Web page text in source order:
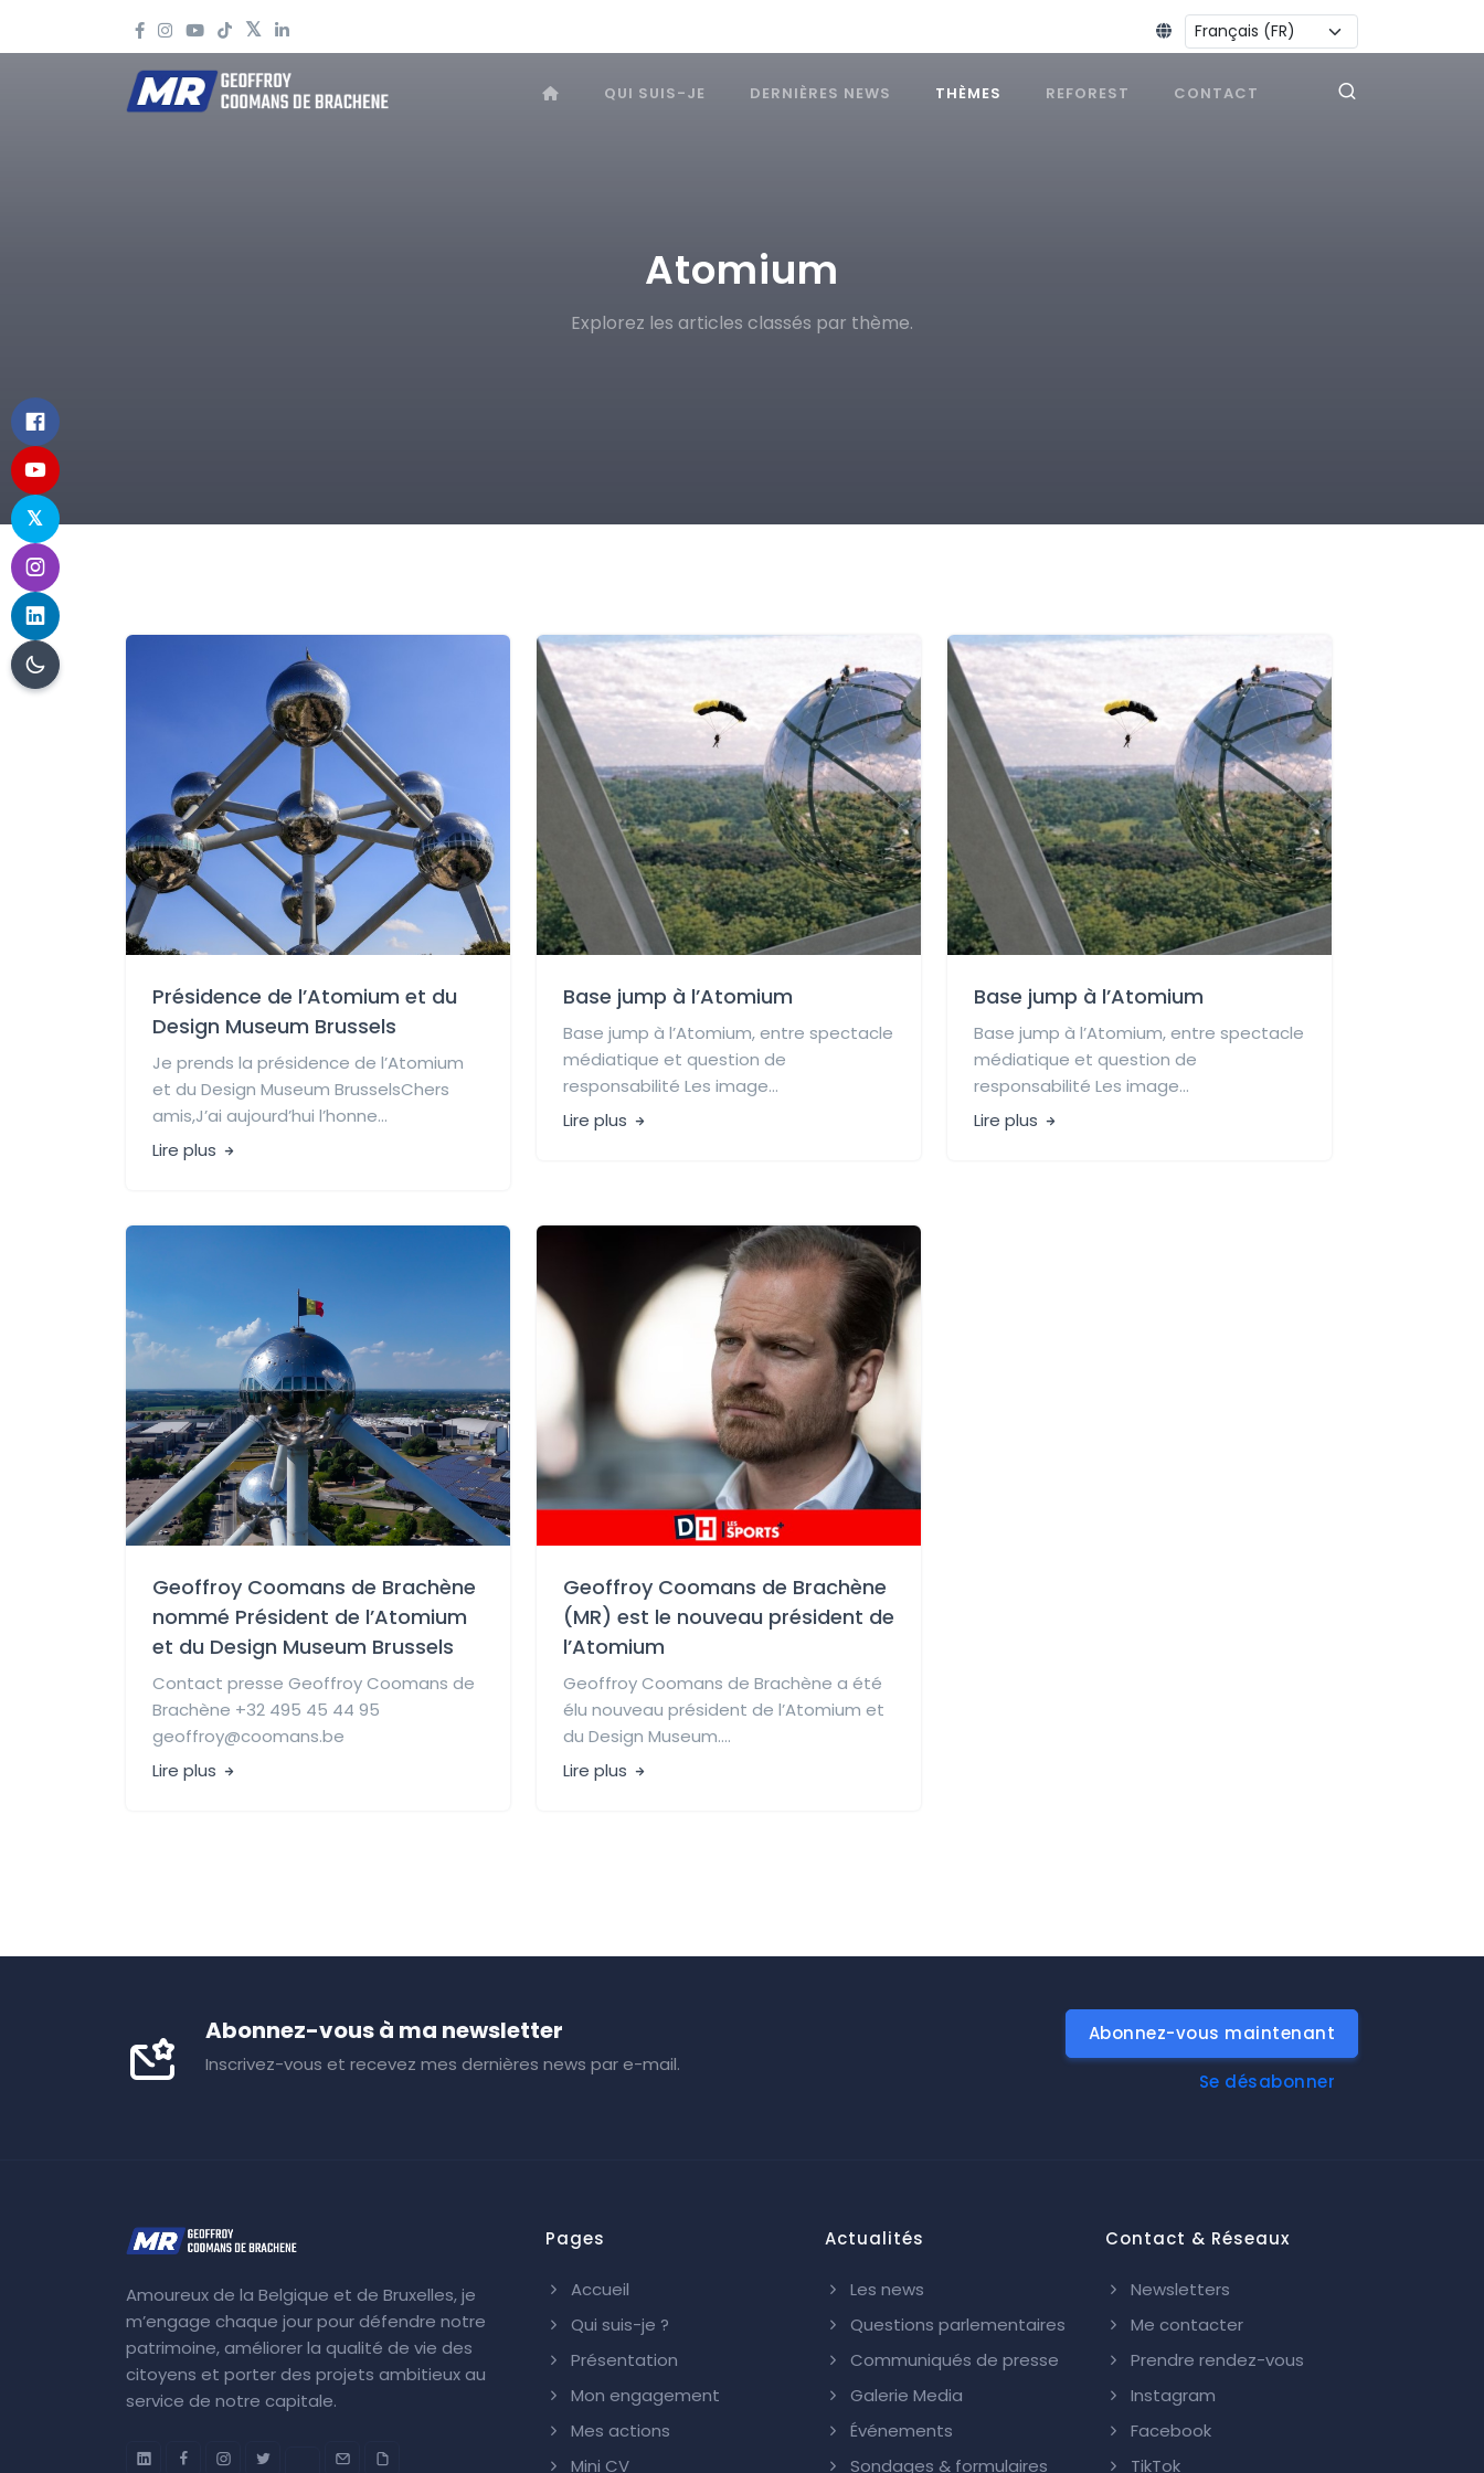
Changer la langue :
QUI SUIS-JE DERNIÈRES NEWS THÈMES REFOREST CONTACT
Atomium
Explorez les articles classés par thème.
Présidence de l’Atomium et du
Design Museum Brussels
Je prends la présidence de l’Atomium
et du Design Museum BrusselsChers
amis,J’ai aujourd’hui l’honne...
Lire plus
Base jump à l’Atomium
Base jump à l’Atomium, entre spectacle
médiatique et question de
responsabilité Les image...
Lire plus
Base jump à l’Atomium
Base jump à l’Atomium, entre spectacle
médiatique et question de
responsabilité Les image...
Lire plus
Geoffroy Coomans de Brachène
nommé Président de l’Atomium
et du Design Museum Brussels
Contact presse Geoffroy Coomans de
Brachène +32 495 45 44 95
geoffroy@coomans.be
Lire plus
Geoffroy Coomans de Brachène
(MR) est le nouveau président de
l’Atomium
Geoffroy Coomans de Brachène a été
élu nouveau président de l’Atomium et
du Design Museum....
Lire plus
Abonnez-vous à ma newsletter
Inscrivez-vous et recevez mes dernières news par e-mail.
Abonnez-vous maintenant
Se désabonner
Amoureux de la Belgique et de Bruxelles, je
m’engage chaque jour pour défendre notre
patrimoine, améliorer la qualité de vie des
citoyens et porter des projets ambitieux au
service de notre capitale.
Pages
Accueil
Qui suis-je ?
Présentation
Mon engagement
Mes actions
Mini CV
Actualités
Les news
Questions parlementaires
Communiqués de presse
Galerie Media
Événements
Sondages & formulaires
Contact & Réseaux
Newsletters
Me contacter
Prendre rendez-vous
Instagram
Facebook
TikTok